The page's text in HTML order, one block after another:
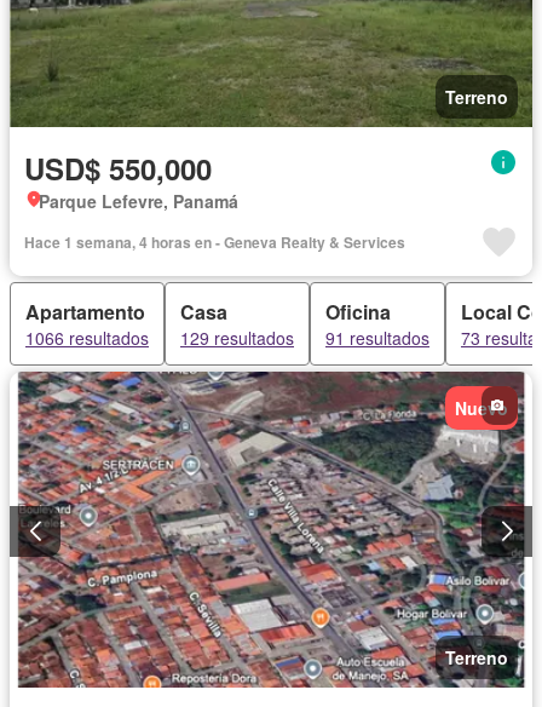
Terreno
USD$ 550,000
Parque Lefevre, Panamá
Hace 1 semana, 4 horas en - Geneva Realty & Services
Apartamento
1066 resultados
Casa
129 resultados
Oficina
91 resultados
Local
73
Nuevo
Terreno